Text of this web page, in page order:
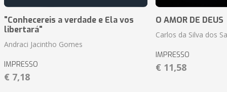
"Conhecereis a verdade e Ela vos
libertará"
Andraci Jacintho Gomes
IMPRESSO
€ 7,18
O AMOR DE DEUS
Carlos da Silva dos
IMPRESSO
€ 11,58